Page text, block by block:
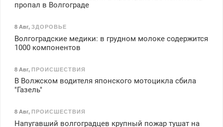
пропал в Волгограде
8 Авг, ЗДОРОВЬЕ
Волгоградские медики: в грудном молоке содержится
1000 компонентов
8 Авг, ПРОИСШЕСТВИЯ
В Волжском водителя японского мотоцикла сбила
"Газель"
8 Авг, ПРОИСШЕСТВИЯ
Напугавший волгоградцев крупный пожар тушат на